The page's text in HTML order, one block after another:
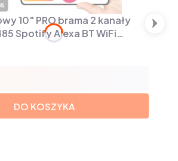
10" PRO brama 2 kanały
Spotify Alexa BT WiFi
DO KOSZYKA